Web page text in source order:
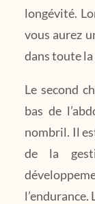
longévité.
vous aurez
dans toute la
Le second
bas de
nombril. Il
de la